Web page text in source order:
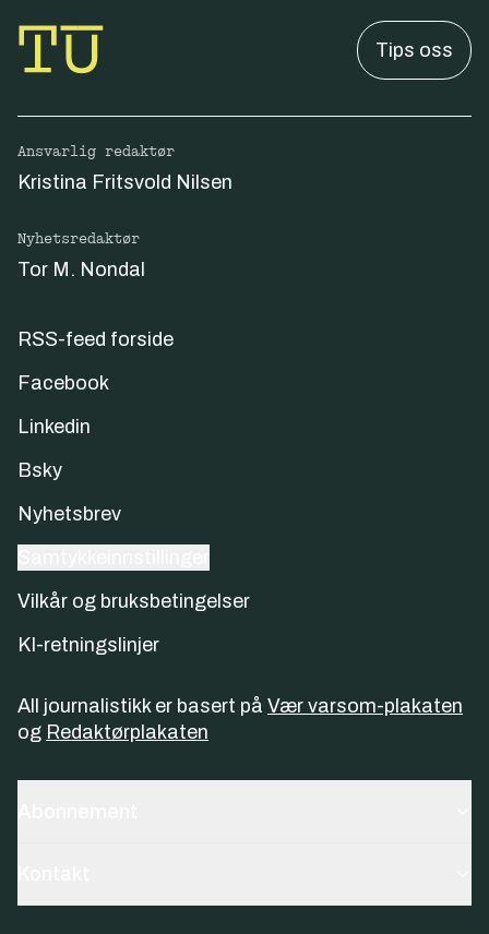
Tips oss
Ansvarlig redaktør
Kristina Fritsvold Nilsen
Nyhetsredaktør
Tor M. Nondal
RSS-feed forside
Facebook
Linkedin
Bsky
Nyhetsbrev
Vilkår og bruksbetingelser
KI-retningslinjer
All journalistikk er basert på Vær varsom-plakaten
og Redaktørplakaten